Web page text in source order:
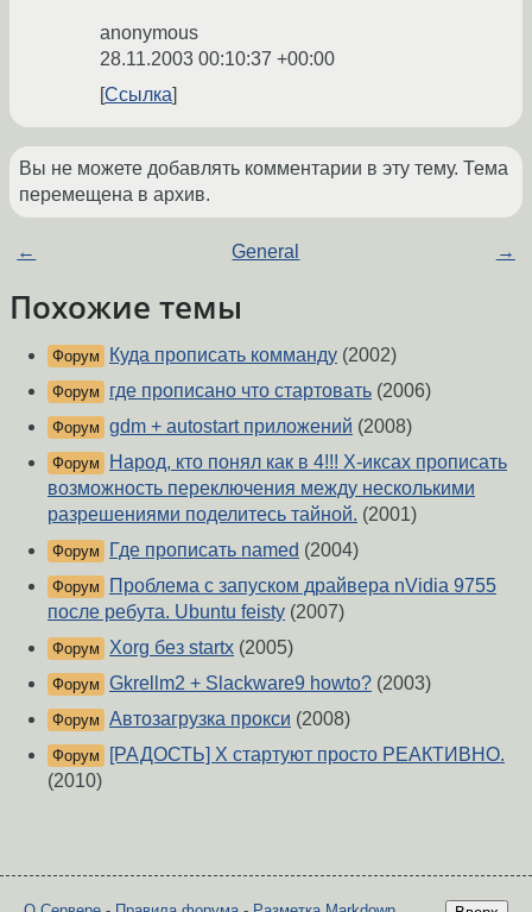
anonymous
28.11.2003 00:10:37 +00:00
Ссылка
Вы не можете добавлять комментарии в эту тему. Тема
перемещена в архив.
← General →
Похожие темы
Форум Куда прописать комманду (2002)
Форум где прописано что стартовать (2006)
Форум gdm + autostart приложений (2008)
Форум
Народ, кто понял как в 4!!! Х-иксах прописать
возможность переключения между несколькими
разрешениями поделитесь тайной. (2001)
Форум Где прописать named (2004)
Форум
Проблема с запуском драйвера nVidia 9755
после ребута. Ubuntu feisty (2007)
Форум Xorg без startx (2005)
Форум Gkrellm2 + Slackware9 howto? (2003)
Форум Автозагрузка прокси (2008)
Форум
[РАДОСТЬ] X стартуют просто РЕАКТИВНО.
(2010)